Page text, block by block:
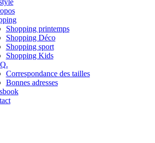
Shopping printemps
Shopping Déco
Shopping sport
Shopping Kids
Correspondance des tailles
Bonnes adresses